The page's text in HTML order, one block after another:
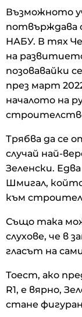
Възможното
потвърждава
НАБУ. В тях
на
позовавайки
през март
началото на
Трябва да се
случай най-
Зеленски.
Шмигал,
към
Също така
слухове, че в
гласът на
Тоест, ако
R1, е вярно,
стане